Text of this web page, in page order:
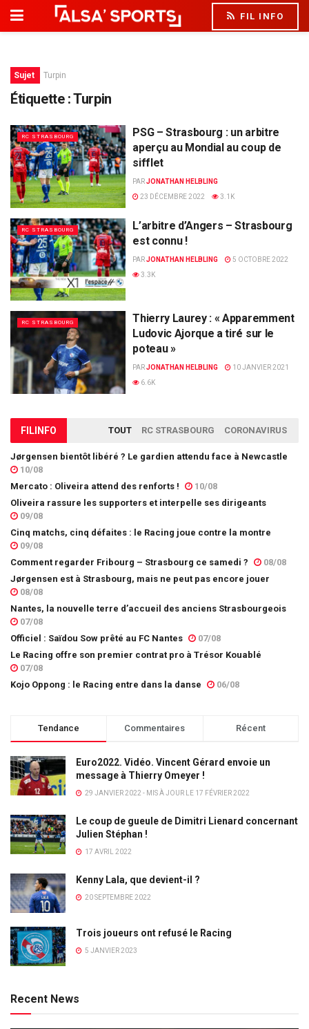
FIL INFO
Sujet Turpin
Étiquette :Turpin
RC STRASBOURG
PSG – Strasbourg : un arbitre
aperçu au Mondial au coup de
sifflet
PARJONATHAN HELBLING
23 DÉCEMBRE 2022
3.1K
RC STRASBOURG
L’arbitre d’Angers – Strasbourg
est connu !
PARJONATHAN HELBLING
5 OCTOBRE 2022
3.3K
RC STRASBOURG
Thierry Laurey : « Apparemment
Ludovic Ajorque a tiré sur le
poteau »
PARJONATHAN HELBLING
10 JANVIER 2021
6.6K
FILINFO TOUT RC STRASBOURG CORONAVIRUS
Jørgensen bientôt libéré ? Le gardien attendu face à Newcastle
10/08
Mercato : Oliveira attend des renforts !
10/08
Oliveira rassure les supporters et interpelle ses dirigeants
09/08
Cinq matchs, cinq défaites : le Racing joue contre la montre
09/08
Comment regarder Fribourg – Strasbourg ce samedi ?
08/08
Jørgensen est à Strasbourg, mais ne peut pas encore jouer
08/08
Nantes, la nouvelle terre d’accueil des anciens Strasbourgeois
07/08
Officiel : Saïdou Sow prêté au FC Nantes
07/08
Le Racing offre son premier contrat pro à Trésor Kouablé
07/08
Kojo Oppong : le Racing entre dans la danse
06/08
Tendance Commentaires Récent
Euro2022. Vidéo. Vincent Gérard envoie un
message à Thierry Omeyer !
29 JANVIER 2022 - MIS À JOUR LE 17 FÉVRIER 2022
Le coup de gueule de Dimitri Lienard concernant
Julien Stéphan !
17 AVRIL 2022
Kenny Lala, que devient-il ?
20 SEPTEMBRE 2022
Trois joueurs ont refusé le Racing
5 JANVIER 2023
Recent News